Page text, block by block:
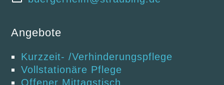
Angebote
Kurzzeit- /Verhinderungspflege
Vollstationäre Pflege
Offener Mittagstisch